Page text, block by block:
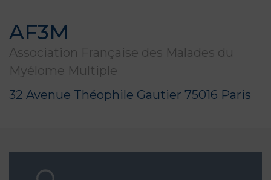
AF3M
Association Française des Malades du
Myélome Multiple
32 Avenue Théophile Gautier 75016 Paris